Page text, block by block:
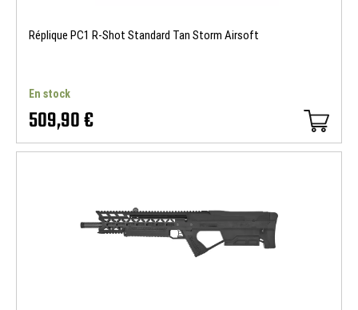
Réplique PC1 R-Shot Standard Tan Storm Airsoft
En stock
509,90 €